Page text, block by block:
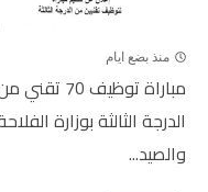
منذ بضع ايام
مباراة توظيف 70
الدرجة الثالثة بوزارة
والصيد...